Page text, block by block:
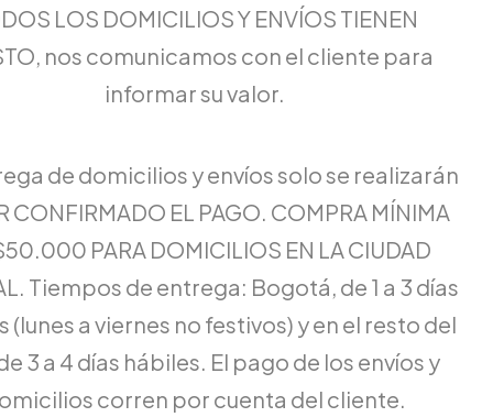
LOS DOMICILIOS Y ENVÍOS TIENEN
nos comunicamos con el cliente para
informar su valor.
de domicilios y envíos solo se realizarán
CONFIRMADO EL PAGO. COMPRA MÍNIMA
PARA DOMICILIOS EN LA CIUDAD
Tiempos de entrega: Bogotá, de 1 a 3 días
(lunes a viernes no festivos) y en el resto del
3 a 4 días hábiles. El pago de los envíos y
corren por cuenta del cliente.